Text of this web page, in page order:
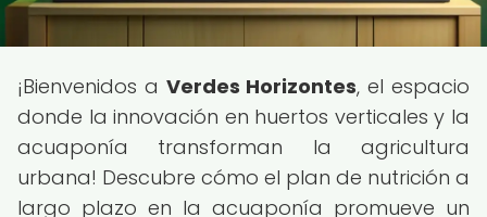
¡Bienvenidos a Verdes Horizontes, el espacio
donde la innovación en huertos verticales y la
acuaponía transforman la agricultura
urbana! Descubre cómo el plan de nutrición a
largo plazo en la acuaponía promueve un